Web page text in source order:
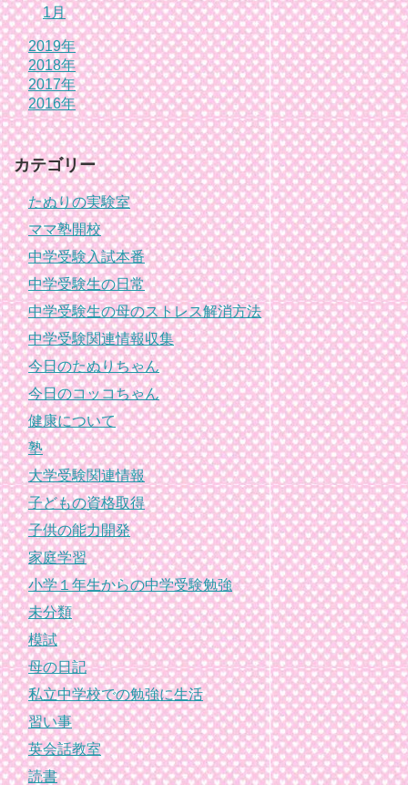
1月
2019年
2018年
2017年
2016年
カテゴリー
たぬりの実験室
ママ塾開校
中学受験入試本番
中学受験生の日常
中学受験生の母のストレス解消方法
中学受験関連情報収集
今日のたぬりちゃん
今日のコッコちゃん
健康について
塾
大学受験関連情報
子どもの資格取得
子供の能力開発
家庭学習
小学１年生からの中学受験勉強
未分類
模試
母の日記
私立中学校での勉強に生活
習い事
英会話教室
読書